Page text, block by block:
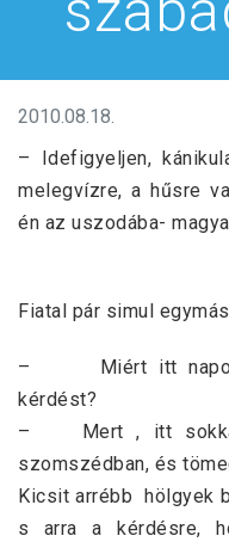
2010.08.18.
– Idefigyeljen,
melegvízre, a hűsre
én az uszodába-
Fiatal pár simul
– Miért itt
kérdést?
– Mert , itt sokkal
szomszédban, és
Kicsit arrébb hölgyek
s arra a kérdésre,